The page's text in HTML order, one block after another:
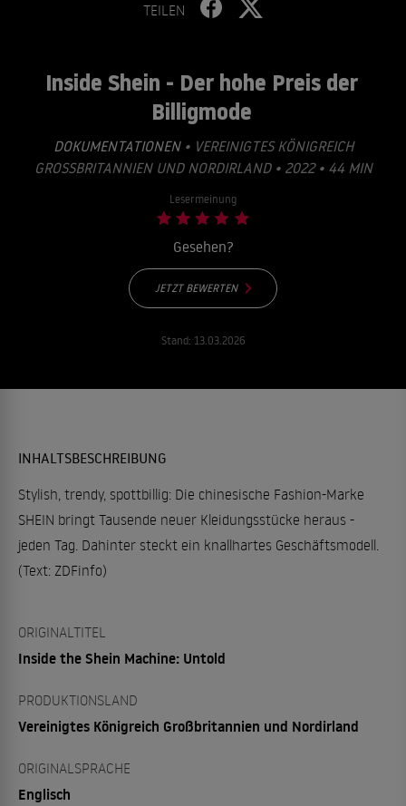
TEILEN
Inside Shein - Der hohe Preis der
Billigmode
DOKUMENTATIONEN• VEREINIGTES KÖNIGREICH
GROSSBRITANNIEN UND NORDIRLAND • 2022 • 44 MIN
Lesermeinung
Gesehen?
JETZT BEWERTEN
Stand: 13.03.2026
INHALTSBESCHREIBUNG
Stylish, trendy, spottbillig: Die chinesische Fashion-Marke
SHEIN bringt Tausende neuer Kleidungsstücke heraus -
jeden Tag. Dahinter steckt ein knallhartes Geschäftsmodell.
(Text: ZDFinfo)
ORIGINALTITEL
Inside the Shein Machine: Untold
PRODUKTIONSLAND
Vereinigtes Königreich Großbritannien und Nordirland
ORIGINALSPRACHE
Englisch